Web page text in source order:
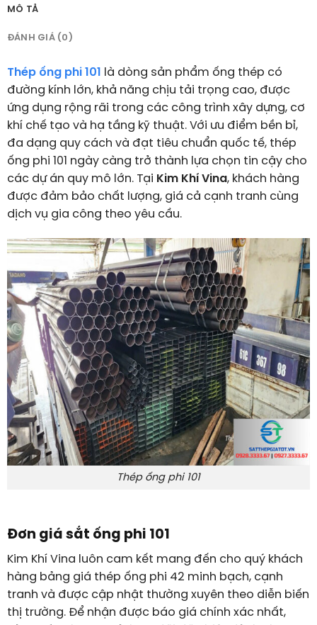
MÔ TẢ
ĐÁNH GIÁ (0)
Thép ống phi 101
là dòng sản phẩm ống thép có
đường kính lớn, khả năng chịu tải trọng cao, được
ứng dụng rộng rãi trong các công trình xây dựng, cơ
khí chế tạo và hạ tầng kỹ thuật. Với ưu điểm bền bỉ,
đa dạng quy cách và đạt tiêu chuẩn quốc tế, thép
ống phi 101 ngày càng trở thành lựa chọn tin cậy cho
các dự án quy mô lớn. Tại Kim Khí Vina, khách hàng
được đảm bảo chất lượng, giá cả cạnh tranh cùng
dịch vụ gia công theo yêu cầu.
Thép ống phi 101
Đơn giá sắt ống phi 101
Kim Khí Vina luôn cam kết mang đến cho quý khách
hàng bảng giá thép ống phi 42 minh bạch, cạnh
tranh và được cập nhật thường xuyên theo diễn biến
thị trường. Để nhận được báo giá chính xác nhất,